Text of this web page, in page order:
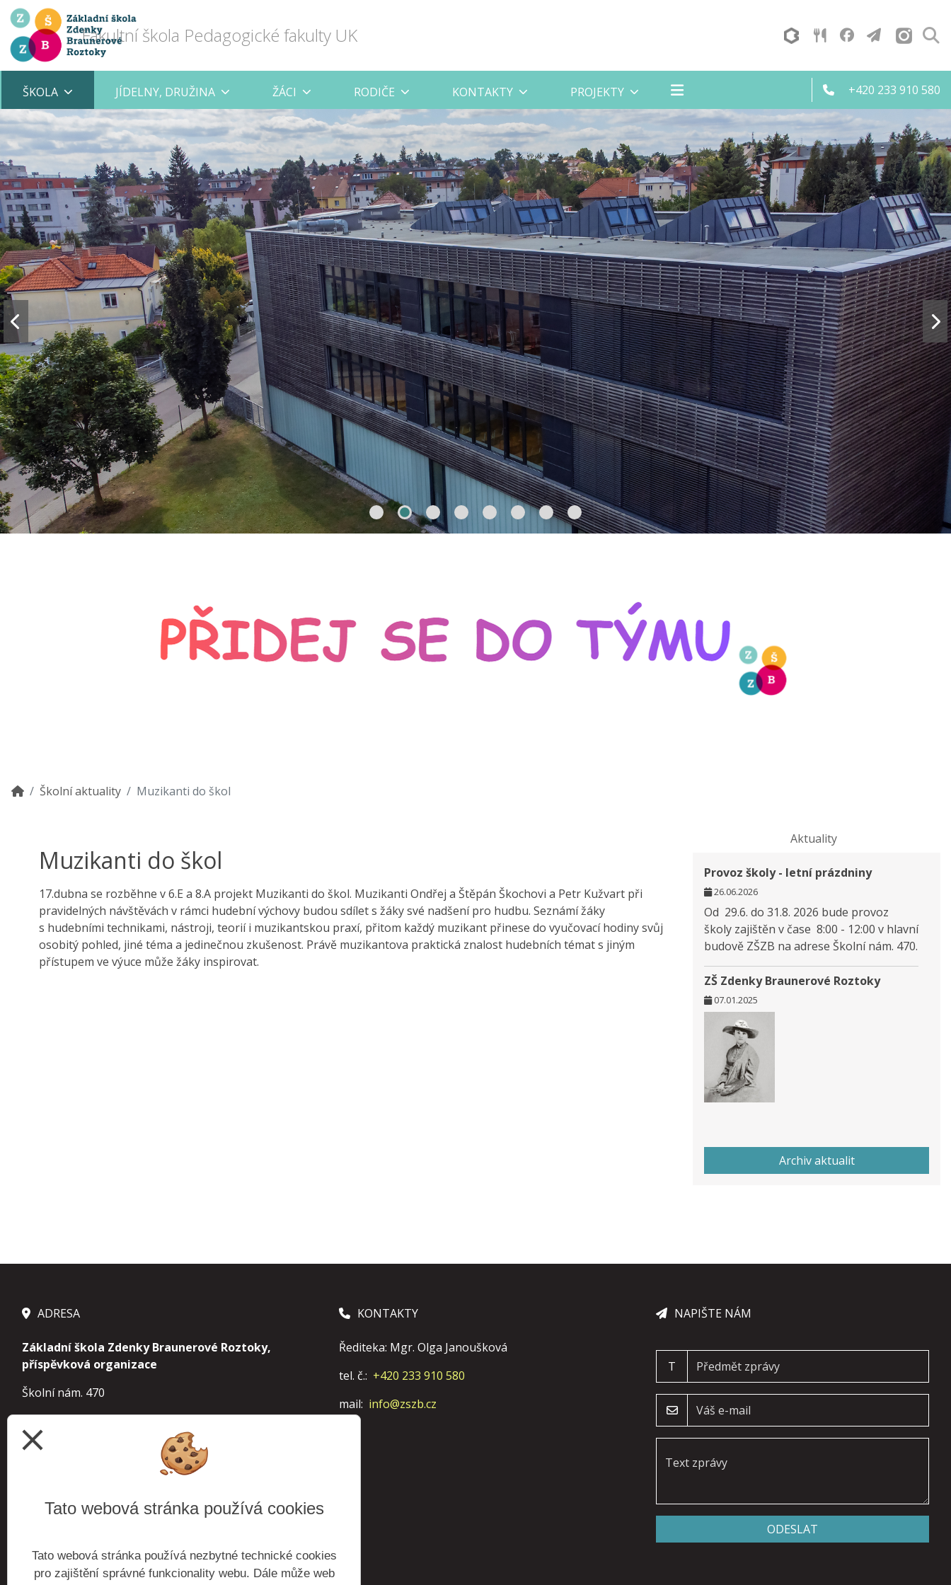
Fakultní škola Pedagogické fakulty UK
ŠKOLA JÍDELNY, DRUŽINA ŽÁCI RODIČE KONTAKTY PROJEKTY +420 233 910 580
Školní aktuality Muzikanti do škol
Muzikanti do škol
17.dubna se rozběhne v 6.E a 8.A projekt Muzikanti do škol. Muzikanti Ondřej a Štěpán Škochovi a Petr Kužvart při
pravidelných návštěvách v rámci hudební výchovy budou sdílet s žáky své nadšení pro hudbu. Seznámí žáky
s hudebními technikami, nástroji, teorií i muzikantskou praxí, přitom každý muzikant přinese do vyučovací hodiny svůj
osobitý pohled, jiné téma a jedinečnou zkušenost. Právě muzikantova praktická znalost hudebních témat s jiným
přístupem ve výuce může žáky inspirovat.
Aktuality
Provoz školy - letní prázdniny
26.06.2026
Od 29.6. do 31.8. 2026 bude provoz
školy zajištěn v čase 8:00 - 12:00 v hlavní
budově ZŠZB na adrese Školní nám. 470.
ZŠ Zdenky Braunerové Roztoky
07.01.2025
Archiv aktualit
ADRESA
Základní škola Zdenky Braunerové Roztoky,
příspěvková organizace
Školní nám. 470
IČ 70854963
IZO 000 241 610 základní škola
113 900 155školní družina
budova Roztoky Školní nám. 470, 252 63 Roztoky
budova Žalov
Zaorálkova 1300, 252 63 Roztoky
KONTAKTY
Řediteka: Mgr. Olga Janoušková
tel. č.: +420 233 910 580
mail: info@zszb.cz
NAPIŠTE NÁM
T
ODESLAT
close
Tato webová stránka používá cookies
Tato webová stránka používá nezbytné technické cookies
pro zajištění správné funkcionality webu. Dále může web